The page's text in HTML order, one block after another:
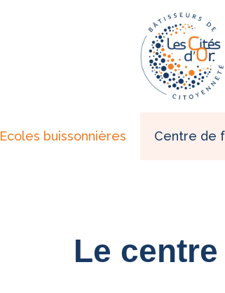
Ecoles buissonnières Centre de
Le